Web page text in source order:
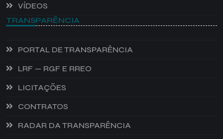
VÍDEOS
TRANSPARÊNCIA
PORTAL DE TRANSPARÊNCIA
LRF — RGF E RREO
LICITAÇÕES
CONTRATOS
RADAR DA TRANSPARÊNCIA